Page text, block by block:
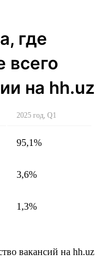
где
всего
на hh.uz
2025 год, Q1
95,1%
3,6%
1,3%
вакансий на hh.uz